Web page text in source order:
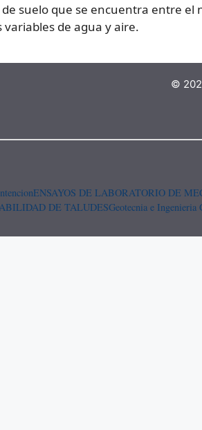
suelo que se encuentra entre
de agua y aire.
©
ENSAYOS DE LABORATORIO DE
DE TALUDESGeotecnia e Ingenieria